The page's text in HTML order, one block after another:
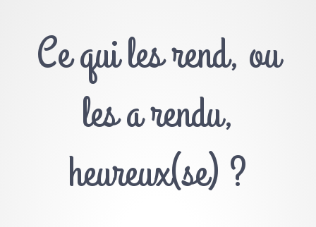
Ce qui les rend, ou
les a rendu,
heureux(se) ?